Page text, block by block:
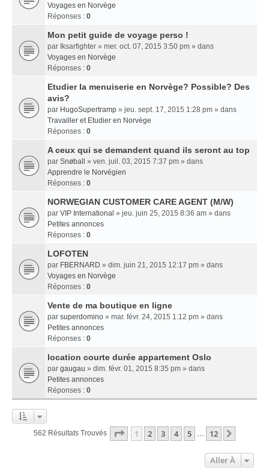
Voyages en Norvège
Réponses : 0
Mon petit guide de voyage perso !
par Iksarfighter » mer. oct. 07, 2015 3:50 pm » dans
Voyages en Norvège
Réponses : 0
Etudier la menuiserie en Norvège? Possible? Des
avis?
par HugoSupertramp » jeu. sept. 17, 2015 1:28 pm » dans
Travailler et Etudier en Norvège
Réponses : 0
A ceux qui se demandent quand ils seront au top
par Snøball
» ven. juil. 03, 2015 7:37 pm » dans
Apprendre le Norvégien
Réponses : 0
NORWEGIAN CUSTOMER CARE AGENT (M/W)
par VIP International » jeu. juin 25, 2015 8:36 am » dans
Petites annonces
Réponses : 0
LOFOTEN
par FBERNARD » dim. juin 21, 2015 12:17 pm » dans
Voyages en Norvège
Réponses : 0
Vente de ma boutique en ligne
par superdomino » mar. févr. 24, 2015 1:12 pm » dans
Petites annonces
Réponses : 0
location courte durée appartement Oslo
par gaugau » dim. févr. 01, 2015 8:35 pm » dans
Petites annonces
Réponses : 0
562 Résultats Trouvés Page 1Sur
1 2 3 4 5 … 12
Aller À